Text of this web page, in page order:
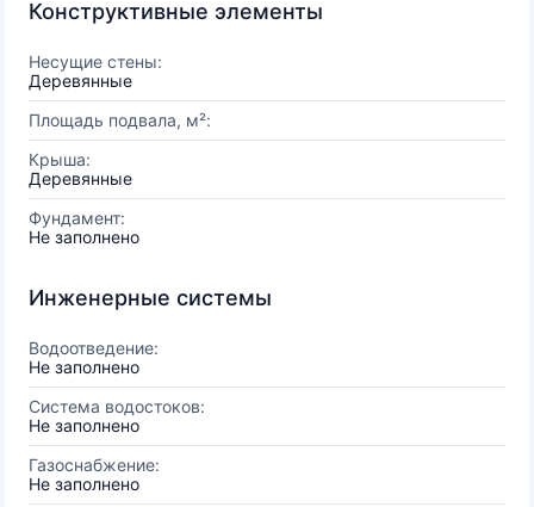
Конструктивные элементы
Несущие стены:
Деревянные
Площадь подвала, м²:
Крыша:
Деревянные
Фундамент:
Не заполнено
Инженерные системы
Водоотведение:
Не заполнено
Система водостоков:
Не заполнено
Газоснабжение:
Не заполнено